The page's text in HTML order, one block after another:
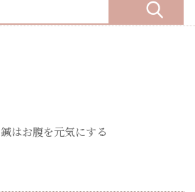
鍼はお腹を元気にする